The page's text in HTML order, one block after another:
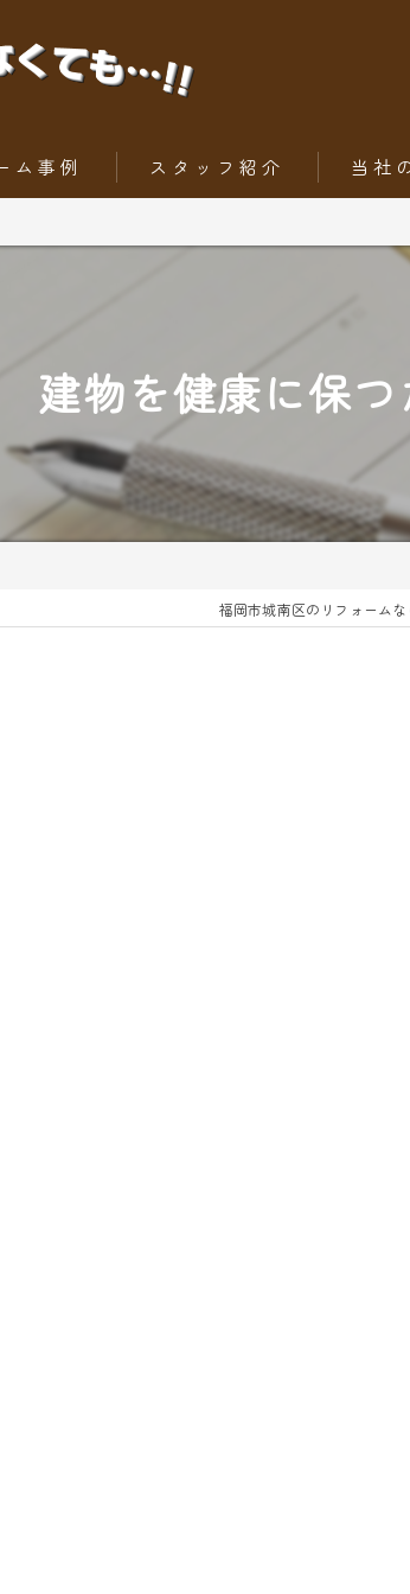
ム事例
リフォーム
スタッフ紹介 当社
内装工事
水回り
外構工事
建物を健康に保
福岡市城南区のリフォーム